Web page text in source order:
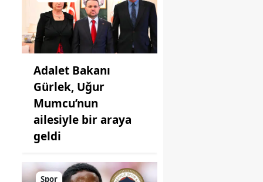
Adalet Bakanı
Gürlek, Uğur
Mumcu’nun
ailesiyle bir araya
geldi
Spor